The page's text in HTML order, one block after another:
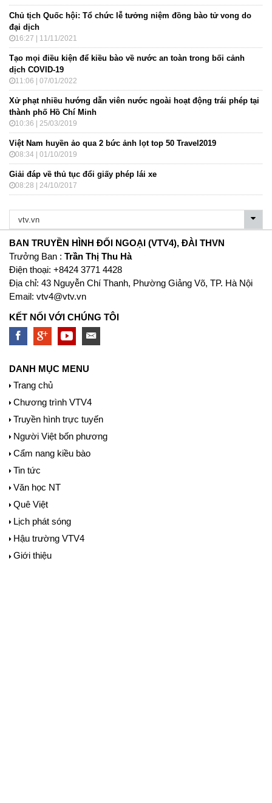
Chủ tịch Quốc hội: Tổ chức lễ tưởng niệm đồng bào tử vong do
đại dịch
16:27 | 11/11/2021
Tạo mọi điều kiện để kiều bào về nước an toàn trong bối cảnh
dịch COVID-19
11:06 | 07/01/2022
Xử phạt nhiều hướng dẫn viên nước ngoài hoạt động trái phép tại
thành phố Hồ Chí Minh
10:36 | 25/03/2019
Việt Nam huyền ảo qua 2 bức ảnh lọt top 50 Travel2019
08:34 | 01/10/2019
Giải đáp về thủ tục đổi giấy phép lái xe
08:28 | 24/10/2017
BAN TRUYỀN HÌNH ĐỐI NGOẠI (VTV4), ĐÀI THVN
Trưởng Ban : Trần Thị Thu Hà
Ðiện thoại: +8424 3771 4428
Địa chỉ: 43 Nguyễn Chí Thanh, Phường Giảng Võ, TP. Hà Nội
Email: vtv4@vtv.vn
KẾT NỐI VỚI CHÚNG TÔI
DANH MỤC MENU
Trang chủ
Chương trình VTV4
Truyền hình trực tuyến
Người Việt bốn phương
Cẩm nang kiều bào
Tin tức
Văn học NT
Quê Việt
Lịch phát sóng
Hậu trường VTV4
Giới thiệu